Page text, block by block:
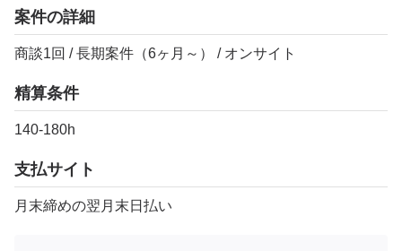
案件の詳細
商談1回 / 長期案件（6ヶ月～） / オンサイト
精算条件
140-180h
支払サイト
月末締めの翌月末日払い